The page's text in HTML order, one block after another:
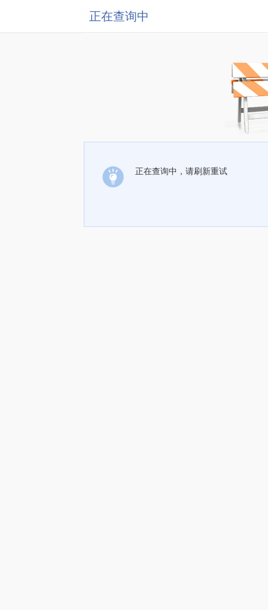
正在查询中
正在查询中，请刷新重试